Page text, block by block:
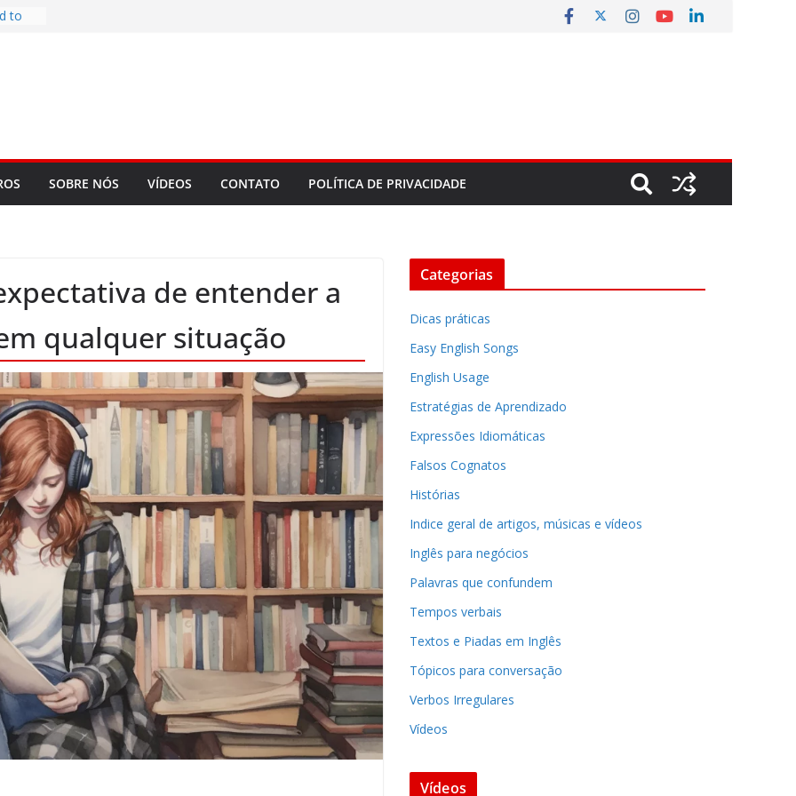
to
SOBRE NÓS VÍDEOS CONTATO POLÍTICA DE PRIVACIDADE
de entender a
qualquer situação
Categorias
Dicas práticas
Easy English Songs
English Usage
Estratégias de Aprendizado
Expressões Idiomáticas
Falsos Cognatos
Histórias
Indice geral de artigos, músicas e vídeos
Inglês para negócios
Palavras que confundem
Tempos verbais
Textos e Piadas em Inglês
Tópicos para conversação
Verbos Irregulares
Vídeos
Vídeos